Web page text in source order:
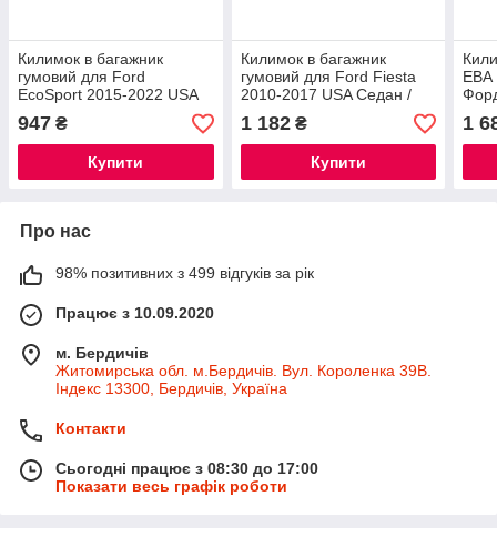
Килимок в багажник
гумовий для Ford
EcoSport 2015-2022 USA
Нижня полиця / Форд
ЕкоСпорт автогум
947 ₴
Купити
Килимок в багажник
гумовий для Ford Fiesta
2010-2017 USA Седан /
Форд Фієста автогум
1 182₴
Купити
ЕВА
1
Про нас
98% позитивних з 499 відгуків за рік
Працює з 10.09.2020
м. Бердичів
Житомирська обл. м.Бердичів. Вул. Короленка 39В.
Індекс 13300, Бердичів, Україна
Контакти
Сьогодні працює з 08:30 до 17:00
Показати весь графік роботи